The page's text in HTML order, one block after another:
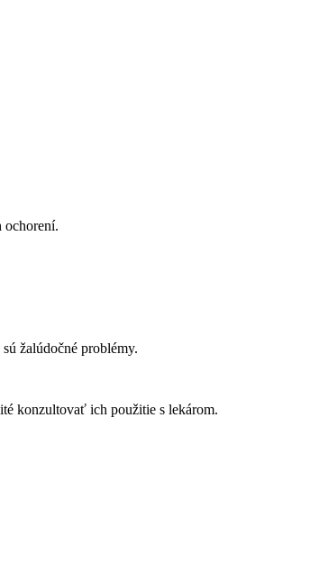
ochorení.
žalúdočné problémy.
konzultovať ich použitie s lekárom.